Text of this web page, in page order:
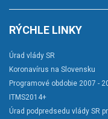
RÝCHLE LINKY
Úrad vlády SR
Koronavírus na Slovensku
Programové obdobie 2007 -
ITMS2014+
Úrad podpredsedu vlády SR